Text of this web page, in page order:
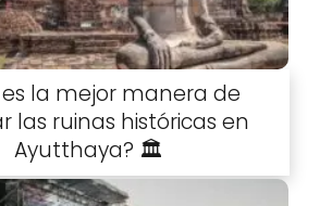
la mejor manera de
las ruinas históricas en
Ayutthaya? 🏛️